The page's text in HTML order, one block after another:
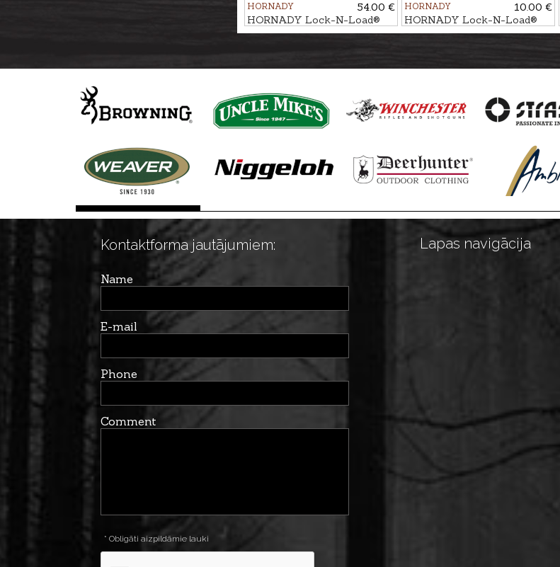
HORNADY
54.00 €
HORNADY Lock-N-Load®
Bullet comparator kit and
HORNADY
10.00 €
HORNADY Lock-N-Load®
Modified case cal. .223Rem.
Kontaktforma jautājumiem:
Name
E-mail
Phone
Comment
* Obligāti aizpildāmie lauki
Lapas navigācija